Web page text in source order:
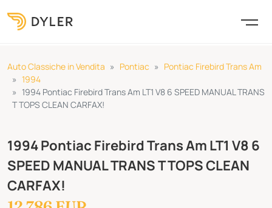
Auto Classiche in Vendita Pontiac
Pontiac Firebird Trans Am
1994
1994 Pontiac Firebird Trans Am LT1 V8 6 SPEED MANUAL TRANS
T TOPS CLEAN CARFAX!
1994 Pontiac Firebird Trans Am LT1 V8 6
SPEED MANUAL TRANS T TOPS CLEAN
CARFAX!